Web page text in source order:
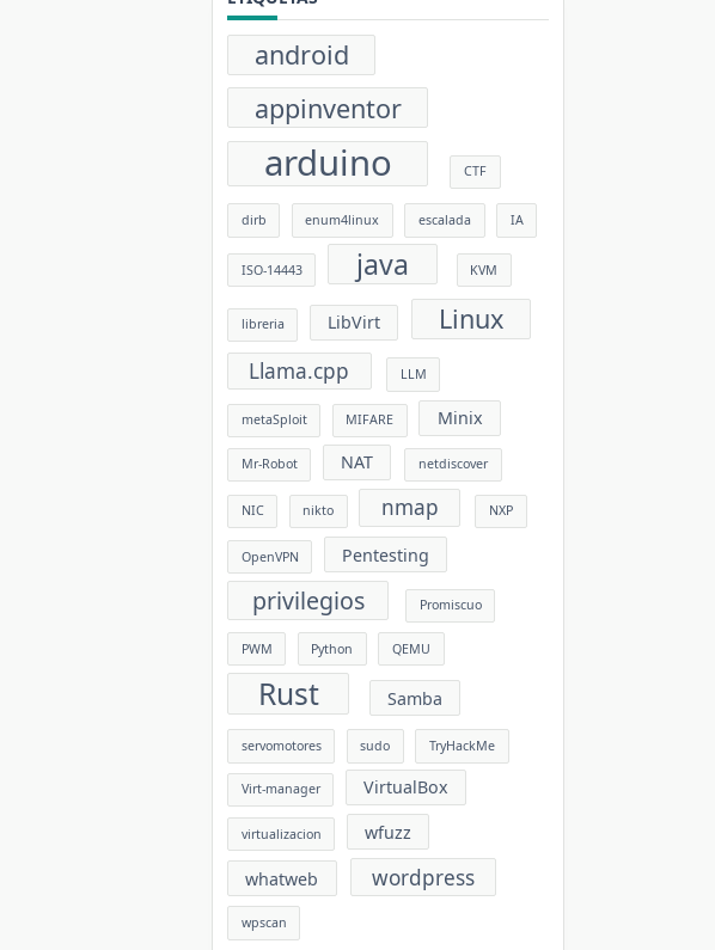
android
appinventor
arduino CTF
dirb enum4linux escalada IA
ISO-14443 java KVM
libreria LibVirt Linux
Llama.cpp LLM
metaSploit MIFARE Minix
Mr-Robot NAT netdiscover
NIC nikto nmap NXP
OpenVPN Pentesting
privilegios Promiscuo
PWM Python QEMU
Rust Samba
servomotores sudo TryHackMe
Virt-manager VirtualBox
virtualizacion wfuzz
whatweb wordpress
wpscan